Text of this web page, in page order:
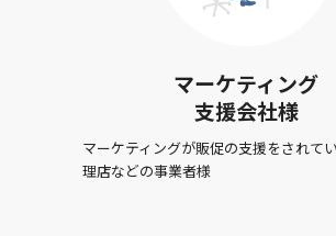
マーケティング
支援会社様
マーケティングが販促の支援をされて
理店などの事業者様